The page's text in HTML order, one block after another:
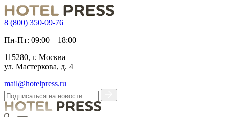
8 (800) 350-09-76
Пн-Пт: 09:00 – 18:00
115280, г. Москва
ул. Мастеркова, д. 4
mail@hotelpress.ru